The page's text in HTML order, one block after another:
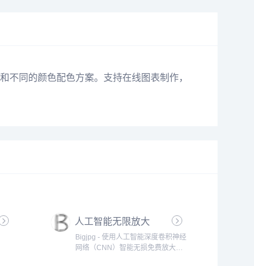
同的颜色配色方案。支持在线图表制作，
人工智能无限放大
Bigjpg - 使用人工智能深度卷积神经
网络（CNN）智能无损免费放大图